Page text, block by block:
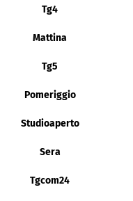
Tg4
Mattina
Tg5
Pomeriggio
Studioaperto
Sera
Tgcom24